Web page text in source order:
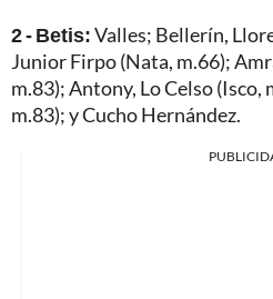
2 - Betis:Valles; Bellerín,
Junior Firpo (Nata, m.66);
m.83); Antony, Lo Celso (Isco,
m.83); y Cucho Hernández.